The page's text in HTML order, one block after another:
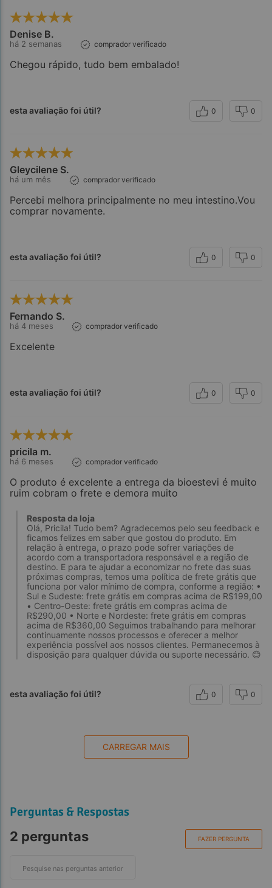
Denise B.
há 2 semanas comprador verificado
Chegou rápido, tudo bem embalado!
esta avaliação foi útil? 0 0
Gleycilene S.
há um mês comprador verificado
Percebi melhora principalmente no meu intestino.Vou
comprar novamente.
esta avaliação foi útil? 0 0
Fernando S.
há 4 meses comprador verificado
Excelente
esta avaliação foi útil? 0 0
pricila m.
há 6 meses comprador verificado
O produto é excelente a entrega da bioestevi é muito
ruim cobram o frete e demora muito
Resposta da loja
Olá, Pricila! Tudo bem? Agradecemos pelo seu feedback e
ficamos felizes em saber que gostou do produto. Em
relação à entrega, o prazo pode sofrer variações de
acordo com a transportadora responsável e a região de
destino. E para te ajudar a economizar no frete das suas
próximas compras, temos uma política de frete grátis que
funciona por valor mínimo de compra, conforme a região: •
Sul e Sudeste: frete grátis em compras acima de R$199,00
• Centro-Oeste: frete grátis em compras acima de
R$290,00 • Norte e Nordeste: frete grátis em compras
acima de R$360,00 Seguimos trabalhando para melhorar
continuamente nossos processos e oferecer a melhor
experiência possível aos nossos clientes. Permanecemos à
disposição para qualquer dúvida ou suporte necessário. 😊
esta avaliação foi útil? 0 0
CARREGAR MAIS
Perguntas & Respostas
2 perguntas FAZER PERGUNTA